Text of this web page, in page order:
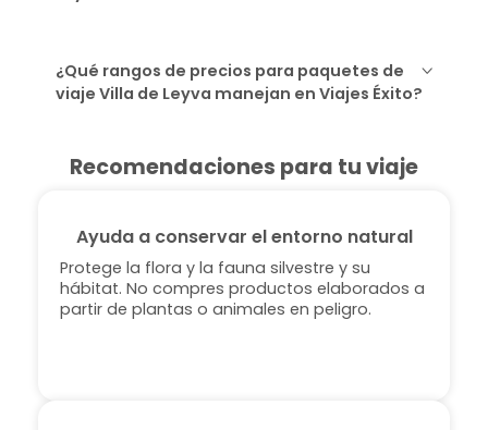
¿Qué rangos de precios para paquetes de
viaje Villa de Leyva manejan en Viajes Éxito?
Recomendaciones para tu viaje
Ayuda a conservar el entorno natural
Protege la flora y la fauna silvestre y su
hábitat. No compres productos elaborados a
partir de plantas o animales en peligro.